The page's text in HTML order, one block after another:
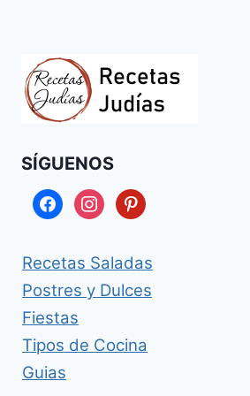
SÍGUENOS
facebookinstagrampinterest
Recetas Saladas
Postres y Dulces
Fiestas
Tipos de Cocina
Guias